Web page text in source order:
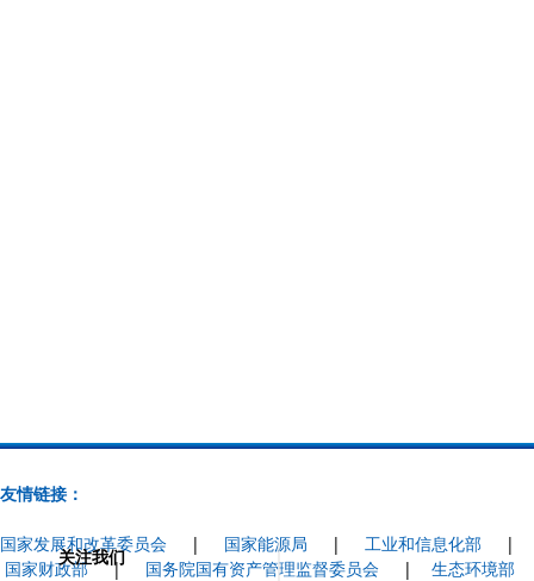
友情链接：
国家发展和改革委员会 | 国家能源局 | 工业和信息化部 |
国家财政部| 国务院国有资产管理监督委员会 | 生态环境部
关注我们